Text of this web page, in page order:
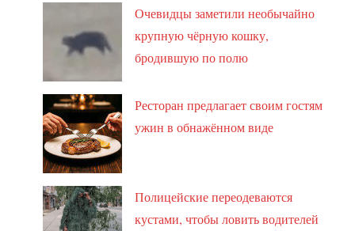
Очевидцы заметили необычайно
крупную чёрную кошку,
бродившую по полю
Ресторан предлагает своим гостям
ужин в обнажённом виде
Полицейские переодеваются
кустами, чтобы ловить водителей